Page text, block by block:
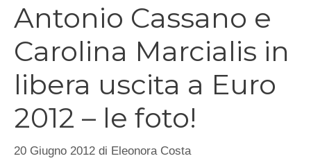
Antonio Cassano e
Carolina Marcialis in
libera uscita a Euro
2012 – le foto!
20 Giugno 2012 di Eleonora Costa